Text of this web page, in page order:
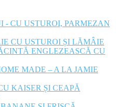
- CU USTUROI, PARMEZAN
CU USTUROI ȘI LĂMÂIE
ENGLEZEASCĂ CU
MADE – A LA JAMIE
KAISER ȘI CEAPĂ